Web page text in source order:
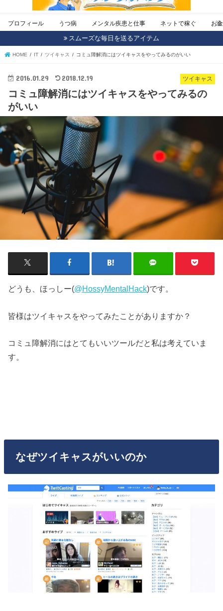
プロフィール うつ病 メンタル疾患と仕事 ネットで稼ぐ お
スムーズな毎日を送るアイテム
HOME IT ツイキャス コミュ障解消にはツイキャスをやってみるのがいい
ツイキャス
2016.01.29 2018.12.19
コミュ障解消にはツイキャスをやってみるの
がいい
どうも、ほっしー(@HossyMentalHack)です。
皆様はツイキャスをやってみたことがありますか？
コミュ障解消にはとてもいいツールだと私は考えていま
す。
なぜツイキャスがいいのか